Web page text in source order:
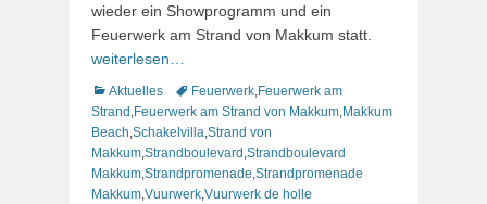
wieder ein Showprogramm und ein
Feuerwerk am Strand von Makkum statt.
weiterlesen…
Kategorien
Aktuelles Schlagworte
Feuerwerk Feuerwerk am
Strand Feuerwerk am Strand von Makkum Makkum
Beach Schakelvilla Strand von
Makkum Strandboulevard Strandboulevard
Makkum Strandpromenade Strandpromenade
Makkum Vuurwerk Vuurwerk de holle